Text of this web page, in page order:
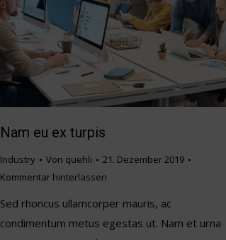
Nam eu ex turpis
Industry Von quehli
21. Dezember 2019
Kommentar hinterlassen
Sed rhoncus ullamcorper mauris, ac
condimentum metus egestas ut. Nam et urna